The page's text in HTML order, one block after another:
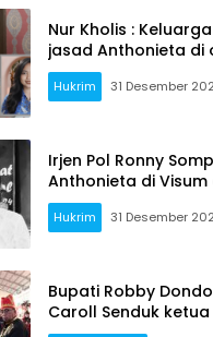
Nur Kholis :
jasad Anthonieta di
Hukrim 31 Desember
Irjen Pol Ronny
Anthonieta di
Hukrim 31 Desember
Bupati Robby
Caroll Senduk